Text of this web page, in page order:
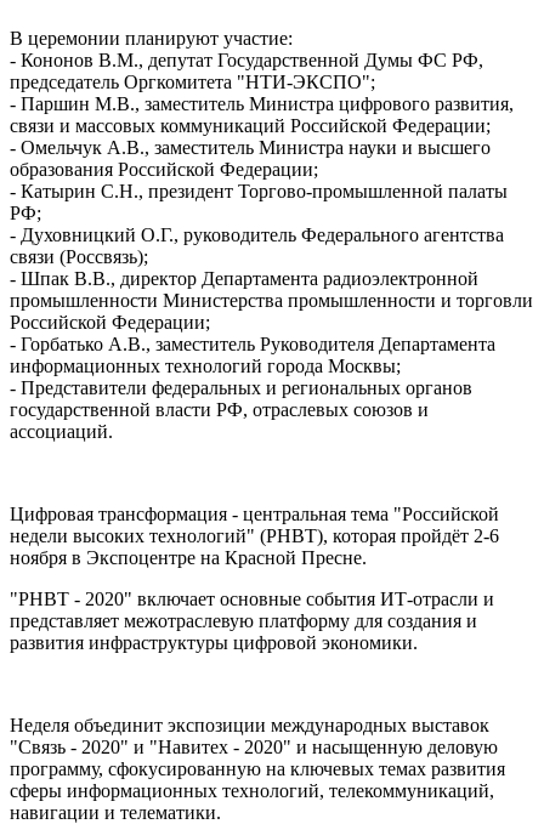
В церемонии планируют участие:
- Кононов В.М., депутат Государственной Думы ФС РФ,
председатель Оргкомитета "НТИ-ЭКСПО";
- Паршин М.В., заместитель Министра цифрового развития,
связи и массовых коммуникаций Российской Федерации;
- Омельчук А.В., заместитель Министра науки и высшего
образования Российской Федерации;
- Катырин С.Н., президент Торгово-промышленной палаты
РФ;
- Духовницкий О.Г., руководитель Федерального агентства
связи (Россвязь);
- Шпак В.В., директор Департамента радиоэлектронной
промышленности Министерства промышленности и торговли
Российской Федерации;
- Горбатько А.В., заместитель Руководителя Департамента
информационных технологий города Москвы;
- Представители федеральных и региональных органов
государственной власти РФ, отраслевых союзов и
ассоциаций.
Цифровая трансформация - центральная тема "Российской
недели высоких технологий" (РНВТ), которая пройдёт 2-6
ноября в Экспоцентре на Красной Пресне.
"РНВТ - 2020" включает основные события ИТ-отрасли и
представляет межотраслевую платформу для создания и
развития инфраструктуры цифровой экономики.
Неделя объединит экспозиции международных выставок
"Связь - 2020" и "Навитех - 2020" и насыщенную деловую
программу, сфокусированную на ключевых темах развития
сферы информационных технологий, телекоммуникаций,
навигации и телематики.